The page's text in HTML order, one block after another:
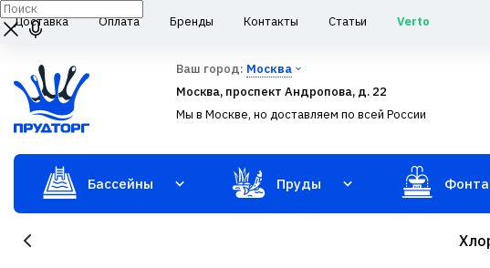
Доставка Оплата Бренды Контакты Статьи Verto
Ваш город: Москва
Москва, проспект Андропова, д. 22
Мы в Москве, но доставляем по всей России
Бассейны Пруды